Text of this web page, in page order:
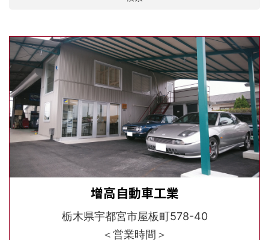
増高自動車工業
栃木県宇都宮市屋板町578-40
＜営業時間＞